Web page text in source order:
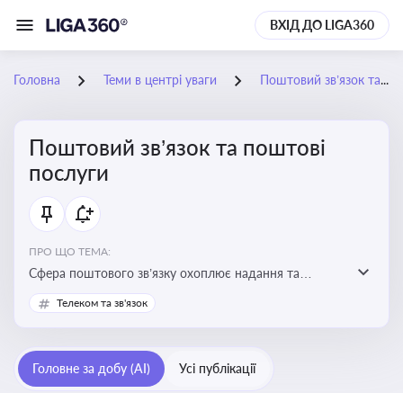
ВХІД ДО LIGA360
Головна Теми в центрі уваги Поштовий зв’язок та поштові послуги
Поштовий зв’язок та поштові
послуги
ПРО ЩО ТЕМА:
Сфера поштового зв’язку охоплює надання та
контроль послуг поштового обслуговування, що
регулюється спеціальним законодавством. Для
ліцензійних умов, участі в державних реєстрах і
забезпечення прав споживачів.
Телеком та зв'язок
Головне за добу (AI) Усі публікації